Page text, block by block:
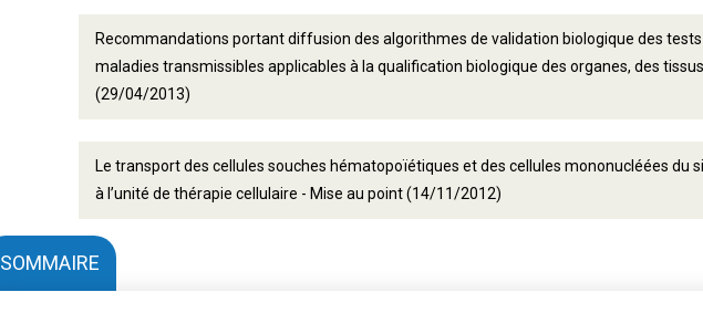
Recommandations portant diffusion des algorithmes de validation biologique des
maladies transmissibles applicables à la qualification biologique des organes, des
(29/04/2013)
Le transport des cellules souches hématopoïétiques et des cellules mononucléées du
à l’unité de thérapie cellulaire - Mise au point (14/11/2012)
SOMMAIRE